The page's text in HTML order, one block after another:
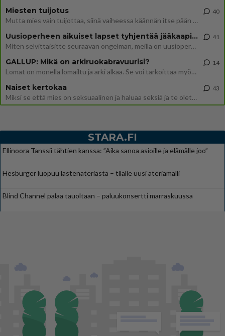
Miesten tuijotus
Mutta mies vain tuijottaa, siinä vaiheessa käännän itse pään pois. Mikä juttu? Yleensä jos joku tuijottaa tai katsoo, hä
40
Uusioperheen aikuiset lapset tyhjentää jääkaapin käydessään
Miten selvittäisitte seuraavan ongelman, meillä on uusioperhe, minulla teini-ikäiset lapset ja puolisolla aikuiset, jotk
41
GALLUP: Mikä on arkiruokabravuurisi?
Lomat on monella lomailtu ja arki alkaa. Se voi tarkoittaa myös sitä, että grillailut on grillattu ja palataan arjen ruo
14
Naiset kertokaa
Miksi se että mies on seksuaalinen ja haluaa seksiä ja te olette hänen mielestänne haluttava on vastenmielistä? Mikä sii
43
STARA.FI
Ellinoora Tanssii tähtien kanssa: ”Aika sanoa asioille ja elämälle joo”
Hesburger luopuu lastenateriasta – tilalle uusi ateriamalli
Blind Channel palaa tauoltaan – paluukonsertti marraskuussa